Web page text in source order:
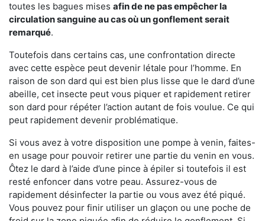
toutes les bagues mises afin de ne pas empêcher la
circulation sanguine au cas où un gonflement serait
remarqué.
Toutefois dans certains cas, une confrontation directe
avec cette espèce peut devenir létale pour l’homme. En
raison de son dard qui est bien plus lisse que le dard d’une
abeille, cet insecte peut vous piquer et rapidement retirer
son dard pour répéter l’action autant de fois voulue. Ce qui
peut rapidement devenir problématique.
Si vous avez à votre disposition une pompe à venin, faites-
en usage pour pouvoir retirer une partie du venin en vous.
Ôtez le dard à l’aide d’une pince à épiler si toutefois il est
resté enfoncer dans votre peau. Assurez-vous de
rapidement désinfecter la partie ou vous avez été piqué.
Vous pouvez pour finir utiliser un glaçon ou une poche de